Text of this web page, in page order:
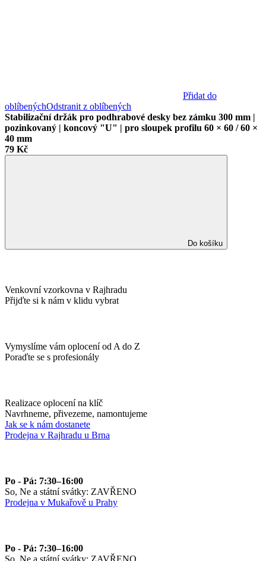
Přidat do
oblíbenýchOdstranit z oblíbených
Stabilizační držák pro podhrabové desky bez zámku 300 mm |
pozinkovaný | koncový "U" | pro sloupek profilu 60 × 60 / 60 ×
40 mm
79 Kč
Do košíku
Venkovní vzorkovna v Rajhradu
Přijďte si k nám v klidu vybrat
Vymyslíme vám oplocení od A do Z
Poraďte se s profesionály
Realizace oplocení na klíč
Navrhneme, přivezeme, namontujeme
Jak se k nám dostanete
Prodejna v Rajhradu u Brna
Po - Pá: 7:30–16:00
So, Ne a státní svátky: ZAVŘENO
Prodejna v Mukařově u Prahy
Po - Pá: 7:30–16:00
So, Ne a státní svátky: ZAVŘENO